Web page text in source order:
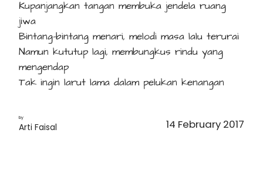
Kupanjangkan tangan membuka jendela ruang
jiwa
Bintang-bintang menari, melodi masa lalu terurai
Namun kututup lagi, membungkus rindu yang
mengendap
Tak ingin larut lama dalam pelukan kenangan
by
Arti Faisal 14 February 2017